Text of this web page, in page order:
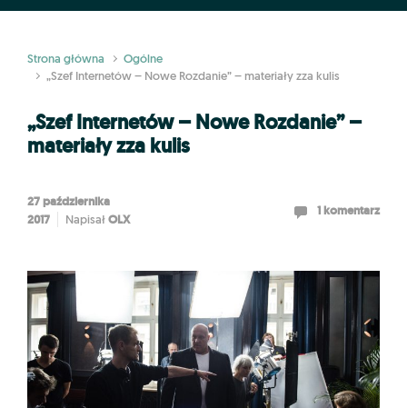
Strona główna
Ogólne
„Szef Internetów – Nowe Rozdanie” – materiały zza kulis
„Szef Internetów – Nowe Rozdanie” –
materiały zza kulis
27 października
2017
Napisał OLX
1 komentarz